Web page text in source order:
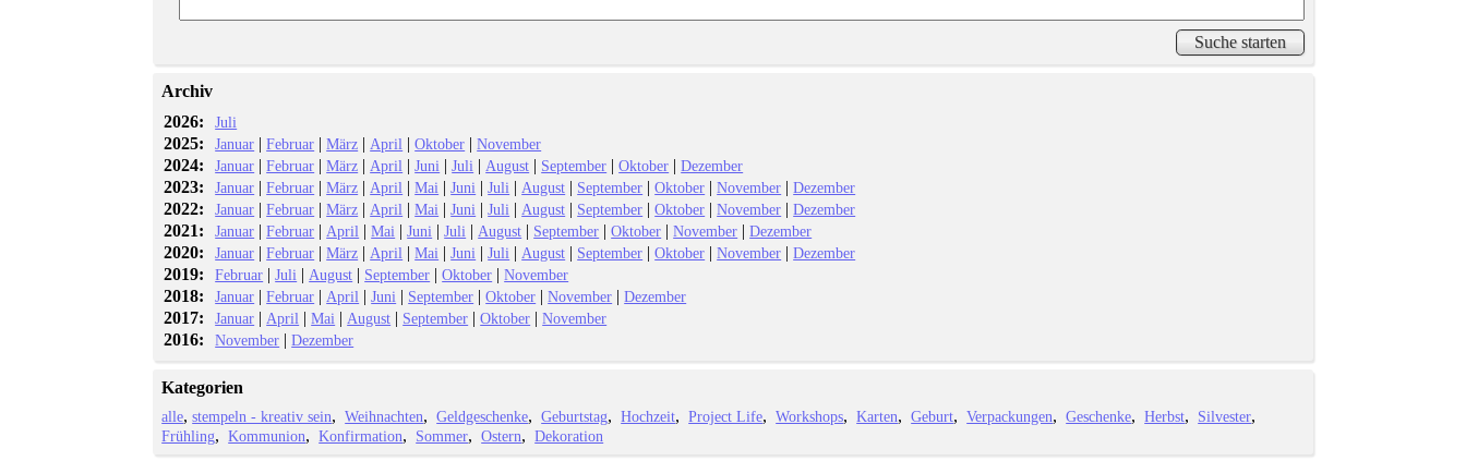
Archiv
2026:
Juli
2025: Januar |Februar |März | April |Oktober |November
2024: Januar |Februar |März | April |Juni |Juli | August | September |Oktober |Dezember
2023: Januar |Februar |März | April |Mai |Juni |Juli | August | September |Oktober |November |Dezember
2022: Januar |Februar |März | April |Mai |Juni |Juli | August | September |Oktober |November |Dezember
2021: Januar |Februar | April |Mai |Juni |Juli | August | September |Oktober |November |Dezember
2020: Januar |Februar |März | April |Mai |Juni |Juli | August | September |Oktober |November |Dezember
2019: Februar |Juli | August | September |Oktober |November
2018: Januar |Februar | April |Juni | September |Oktober |November |Dezember
2017: Januar | April |Mai | August | September |Oktober |November
2016: November |Dezember
Kategorien
alle stempeln - kreativ sein Weihnachten Geldgeschenke Geburtstag Hochzeit Project Life Workshops Karten Geburt Verpackungen Geschenke Herbst
Silvester
Frühling
Kommunion Konfirmation Sommer Ostern Dekoration